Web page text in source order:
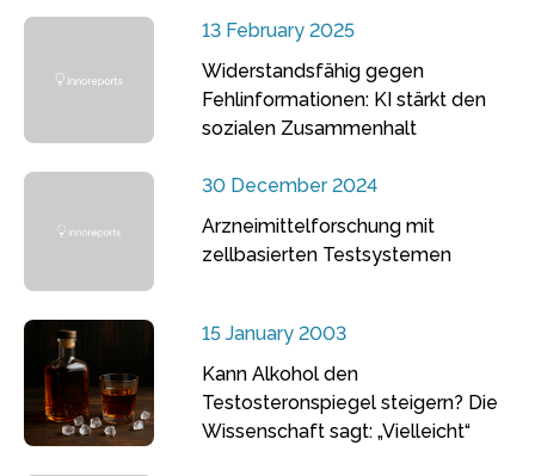
13 February 2025
Widerstandsfähig gegen
Fehlinformationen: KI stärkt den
sozialen Zusammenhalt
30 December 2024
Arzneimittelforschung mit
zellbasierten Testsystemen
15 January 2003
Kann Alkohol den
Testosteronspiegel steigern? Die
Wissenschaft sagt: „Vielleicht“